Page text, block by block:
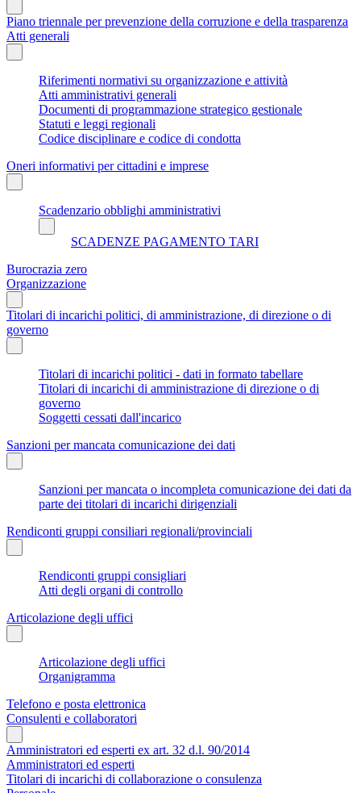
Piano triennale per prevenzione della corruzione e della trasparenza
Atti generali
Riferimenti normativi su organizzazione e attività
Atti amministrativi generali
Documenti di programmazione strategico gestionale
Statuti e leggi regionali
Codice disciplinare e codice di condotta
Oneri informativi per cittadini e imprese
Scadenzario obblighi amministrativi
SCADENZE PAGAMENTO TARI
Burocrazia zero
Organizzazione
Titolari di incarichi politici, di amministrazione, di direzione o di
governo
Titolari di incarichi politici - dati in formato tabellare
Titolari di incarichi di amministrazione di direzione o di
governo
Soggetti cessati dall'incarico
Sanzioni per mancata comunicazione dei dati
Sanzioni per mancata o incompleta comunicazione dei dati da
parte dei titolari di incarichi dirigenziali
Rendiconti gruppi consiliari regionali/provinciali
Rendiconti gruppi consigliari
Atti degli organi di controllo
Articolazione degli uffici
Articolazione degli uffici
Organigramma
Telefono e posta elettronica
Consulenti e collaboratori
Amministratori ed esperti ex art. 32 d.l. 90/2014
Amministratori ed esperti
Titolari di incarichi di collaborazione o consulenza